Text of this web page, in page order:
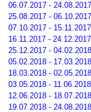
06.07.2017 - 24.08.2017
25.08.2017 - 06.10.2017
07.10.2017 - 15.11.2017
16.11.2017 - 24.12.2017
25.12.2017 - 04.02.2018
05.02.2018 - 17.03.2018
18.03.2018 - 02.05.2018
03.05.2018 - 11.06.2018
12.06.2018 - 18.07.2018
19.07.2018 - 24.08.2018